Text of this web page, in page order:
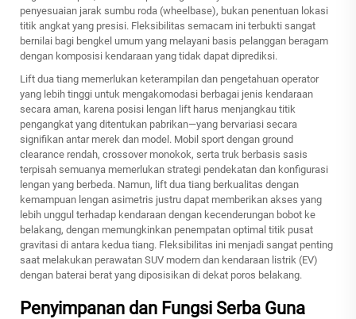
penyesuaian jarak sumbu roda (wheelbase), bukan penentuan lokasi
titik angkat yang presisi. Fleksibilitas semacam ini terbukti sangat
bernilai bagi bengkel umum yang melayani basis pelanggan beragam
dengan komposisi kendaraan yang tidak dapat diprediksi.
Lift dua tiang memerlukan keterampilan dan pengetahuan operator
yang lebih tinggi untuk mengakomodasi berbagai jenis kendaraan
secara aman, karena posisi lengan lift harus menjangkau titik
pengangkat yang ditentukan pabrikan—yang bervariasi secara
signifikan antar merek dan model. Mobil sport dengan ground
clearance rendah, crossover monokok, serta truk berbasis sasis
terpisah semuanya memerlukan strategi pendekatan dan konfigurasi
lengan yang berbeda. Namun, lift dua tiang berkualitas dengan
kemampuan lengan asimetris justru dapat memberikan akses yang
lebih unggul terhadap kendaraan dengan kecenderungan bobot ke
belakang, dengan memungkinkan penempatan optimal titik pusat
gravitasi di antara kedua tiang. Fleksibilitas ini menjadi sangat penting
saat melakukan perawatan SUV modern dan kendaraan listrik (EV)
dengan baterai berat yang diposisikan di dekat poros belakang.
Penyimpanan dan Fungsi Serba Guna